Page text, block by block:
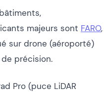
majeurs sont FARO,
sur drone (aéroporté)
précision.
Pro (puce LiDAR